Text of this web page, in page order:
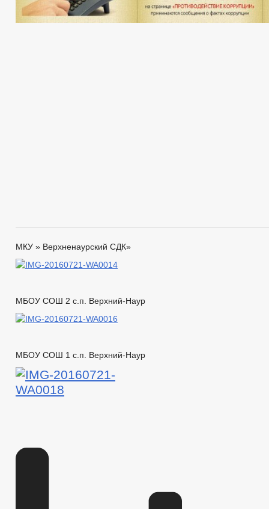
МКУ » Верхненаурский СДК»
МБОУ СОШ 2 с.п. Верхний-Наур
МБОУ СОШ 1 с.п. Верхний-Наур